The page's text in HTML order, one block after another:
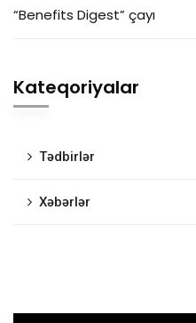
“Benefits Digest” çayı
Kateqoriyalar
Tədbirlər
Xəbərlər